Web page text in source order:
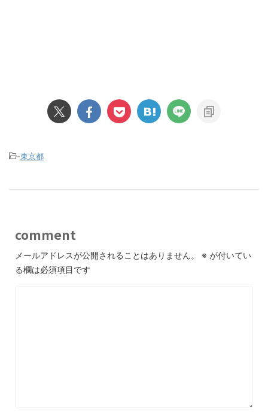
-東京都
comment
メールアドレスが公開されることはありません。 ※ が付いてい
る欄は必須項目です